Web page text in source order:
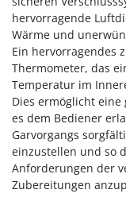
Wein- und
Wein- und
Weitere
Wippsägen
Wurstfüller
Z
Zerstäuber
L
Laica
Lampacrescia
Landxcape
LAR
Lavor
Linea VZ
Lisam
Lotusgrill
hervorragende
Wärme und
Ein hervorragendes
Thermometer, das
Temperatur im
Dies ermöglicht
es dem Bediener
Garvorgangs
einzustellen und so
Anforderungen der
Zubereitungen